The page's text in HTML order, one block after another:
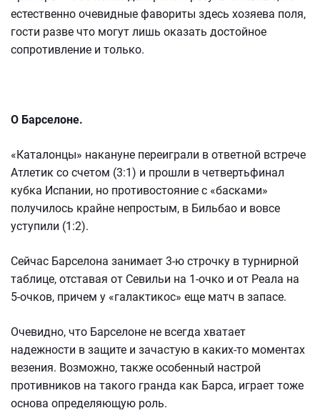
естественно очевидные фавориты здесь хозяева поля,
гости разве что могут лишь оказать достойное
сопротивление и только.
О Барселоне.
«Каталонцы» накануне переиграли в ответной встрече
Атлетик со счетом (3:1) и прошли в четвертьфинал
кубка Испании, но противостояние с «басками»
получилось крайне непростым, в Бильбао и вовсе
уступили (1:2).
Сейчас Барселона занимает 3-ю строчку в турнирной
таблице, отставая от Севильи на 1-очко и от Реала на
5-очков, причем у «галактикос» еще матч в запасе.
Очевидно, что Барселоне не всегда хватает
надежности в защите и зачастую в каких-то моментах
везения. Возможно, также особенный настрой
противников на такого гранда как Барса, играет тоже
основа определяющую роль.